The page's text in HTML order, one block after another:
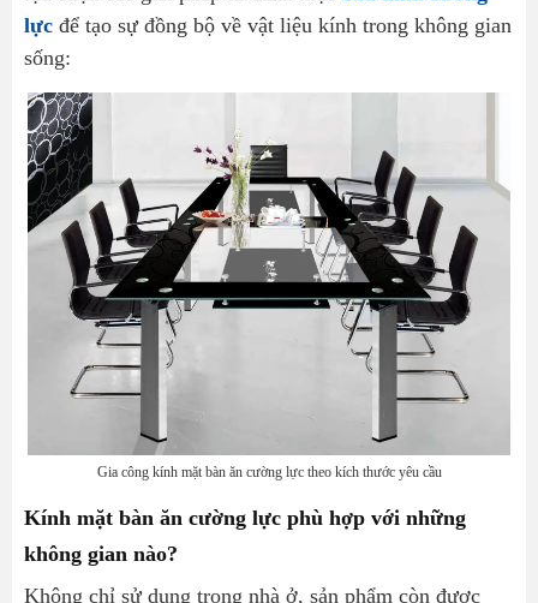
lực để tạo sự đồng bộ về vật liệu kính trong không gian
sống:
Gia công kính mặt bàn ăn cường lực theo kích thước yêu cầu
Kính mặt bàn ăn cường lực phù hợp với những
không gian nào?
Không chỉ sử dụng trong nhà ở, sản phẩm còn được